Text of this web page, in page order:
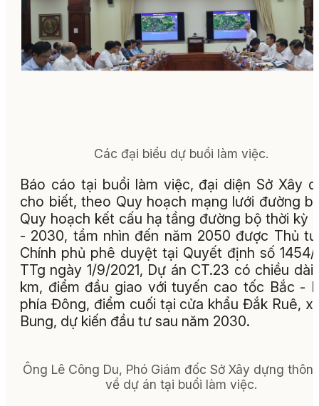
Các đại biểu dự buổi làm việc.
Báo cáo tại buổi làm việc, đại diện Sở Xây
cho biết, theo Quy hoạch mạng lưới đường
Quy hoạch kết cấu hạ tầng đường bộ thời kỳ
- 2030, tầm nhìn đến năm 2050 được Thủ
Chính phủ phê duyệt tại Quyết định số
TTg ngày 1/9/2021, Dự án CT.23 có chiều dài
km, điểm đầu giao với tuyến cao tốc Bắc -
phía Đông, điểm cuối tại cửa khẩu Đắk Ruê,
Bung, dự kiến đầu tư sau năm 2030.
Ông Lê Công Du, Phó Giám đốc Sở Xây dựng
về dự án tại buổi làm việc.